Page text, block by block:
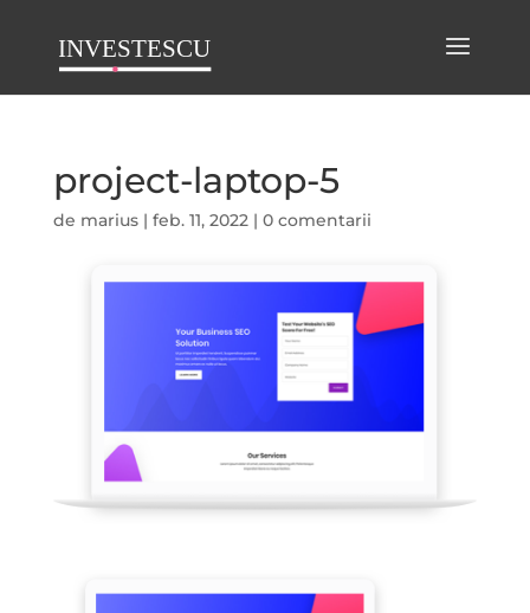
project-laptop-5
de marius| feb. 11, 2022| 0 comentarii